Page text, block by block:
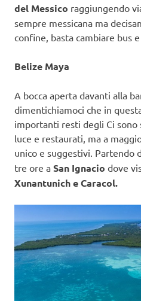
del Messico raggiungendo
sempre messicana ma
confine, basta cambiare bus
Belize Maya
A bocca aperta davanti alla
dimentichiamoci che in
importanti resti degli Ci
luce e restaurati, ma a
unico e suggestivi. Partendo
tre ore a San Ignacio dove
Xunantunich e Caracol.